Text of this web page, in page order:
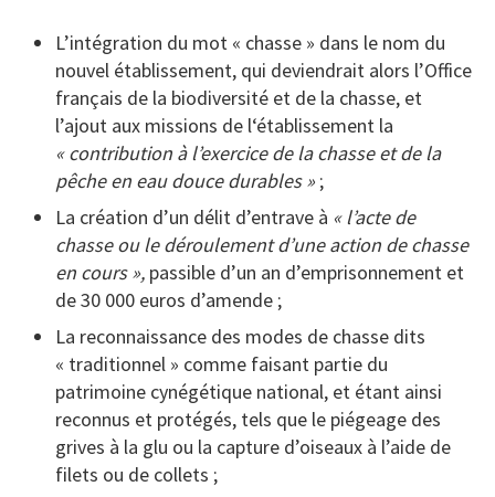
L’intégration du mot « chasse » dans le nom du
nouvel établissement, qui deviendrait alors l’Office
français de la biodiversité et de la chasse, et
l’ajout aux missions de l‘établissement la
« contribution à l’exercice de la chasse et de la
pêche en eau douce durables » ;
La création d’un délit d’entrave à « l’acte de
chasse ou le déroulement d’une action de chasse
en cours », passible d’un an d’emprisonnement et
de 30 000 euros d’amende ;
La reconnaissance des modes de chasse dits
« traditionnel » comme faisant partie du
patrimoine cynégétique national, et étant ainsi
reconnus et protégés, tels que le piégeage des
grives à la glu ou la capture d’oiseaux à l’aide de
filets ou de collets ;